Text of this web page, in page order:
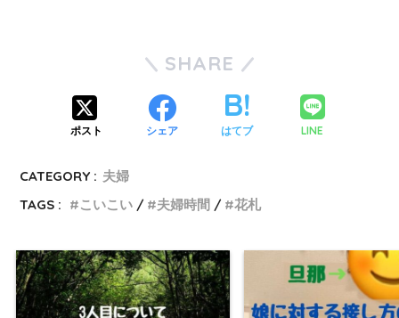
SHARE
ポスト シェア はてブ LINE
CATEGORY : 夫婦
TAGS :
こいこい 夫婦時間 花札